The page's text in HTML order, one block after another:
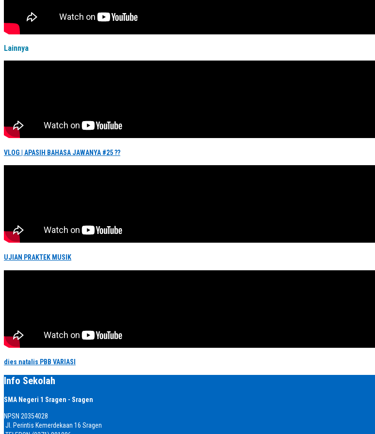
Lainnya
VLOG | APASIH BAHASA JAWANYA #25 ??
UJIAN PRAKTEK MUSIK
dies natalis PBB VARIASI
Info Sekolah
SMA Negeri 1 Sragen - Sragen
NPSN 20354028
Jl. Perintis Kemerdekaan 16 Sragen